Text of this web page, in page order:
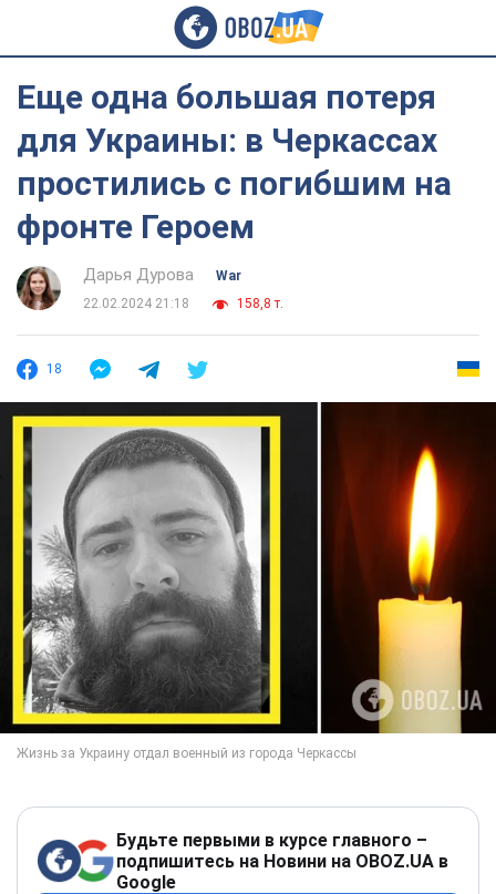
Еще одна большая потеря
для Украины: в Черкассах
простились с погибшим на
фронте Героем
Дарья Дурова
War
22.02.2024 21:18
158,8 т.
18
Будьте первыми в курсе главного –
подпишитесь на Новини на OBOZ.UA в
Google